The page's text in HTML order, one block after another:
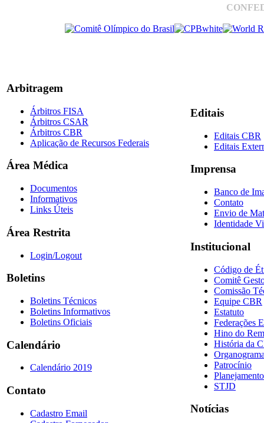
Arbitragem
Árbitros FISA
Árbitros CSAR
Árbitros CBR
Aplicação de Recursos Federais
Área Médica
Documentos
Informativos
Links Úteis
Área Restrita
Login/Logout
Boletins
Boletins Técnicos
Boletins Informativos
Boletins Oficiais
Calendário
Calendário 2019
Contato
Cadastro Email
Editais
Editais CBR
Editais
Imprensa
Banco de
Contato
Envio de
Identidade
Institucional
Código de
Comitê
Comissão
Equipe CBR
Estatuto
Federações
Hino do
História da
Patrocínio
STJD
Notícias